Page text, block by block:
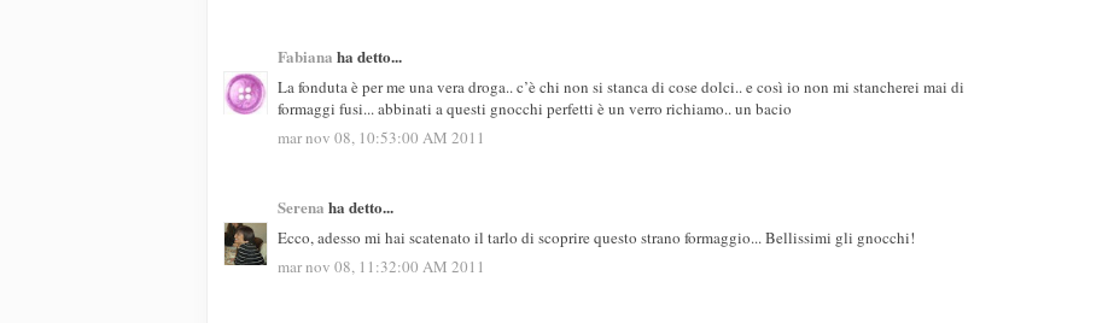
Fabiana ha detto...
La fonduta è per me una vera droga.. c’è chi non si stanca di cose dolci.. e così io non mi stancherei mai di
formaggi fusi... abbinati a questi gnocchi perfetti è un verro richiamo.. un bacio
mar nov 08, 10:53:00 AM 2011
Serena ha detto...
Ecco, adesso mi hai scatenato il tarlo di scoprire questo strano formaggio... Bellissimi gli gnocchi!
mar nov 08, 11:32:00 AM 2011